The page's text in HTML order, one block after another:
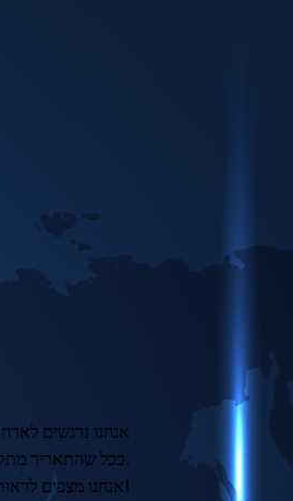
אנחנו נרגשים
ככל שהתאריך מתקרב.
אנחנו מצפים לראות אותך שם!